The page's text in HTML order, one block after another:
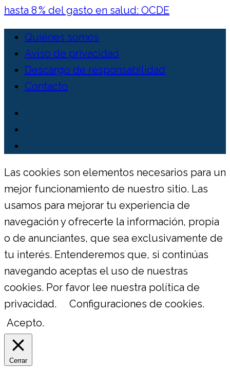
hasta 8 % del gasto en salud: OCDE
Quiénes somos
Aviso de privacidad
Descargo de responsabilidad
Contacto
Las cookies son elementos necesarios para un
mejor funcionamiento de nuestro sitio. Las
usamos para mejorar tu experiencia de
navegación y ofrecerte la información, propia
o de anunciantes, que sea exclusivamente de
tu interés. Entenderemos que, si continúas
navegando aceptas el uso de nuestras
cookies. Por favor lee nuestra política de
privacidad.
Configuraciones de cookies.
Acepto.
Cerrar